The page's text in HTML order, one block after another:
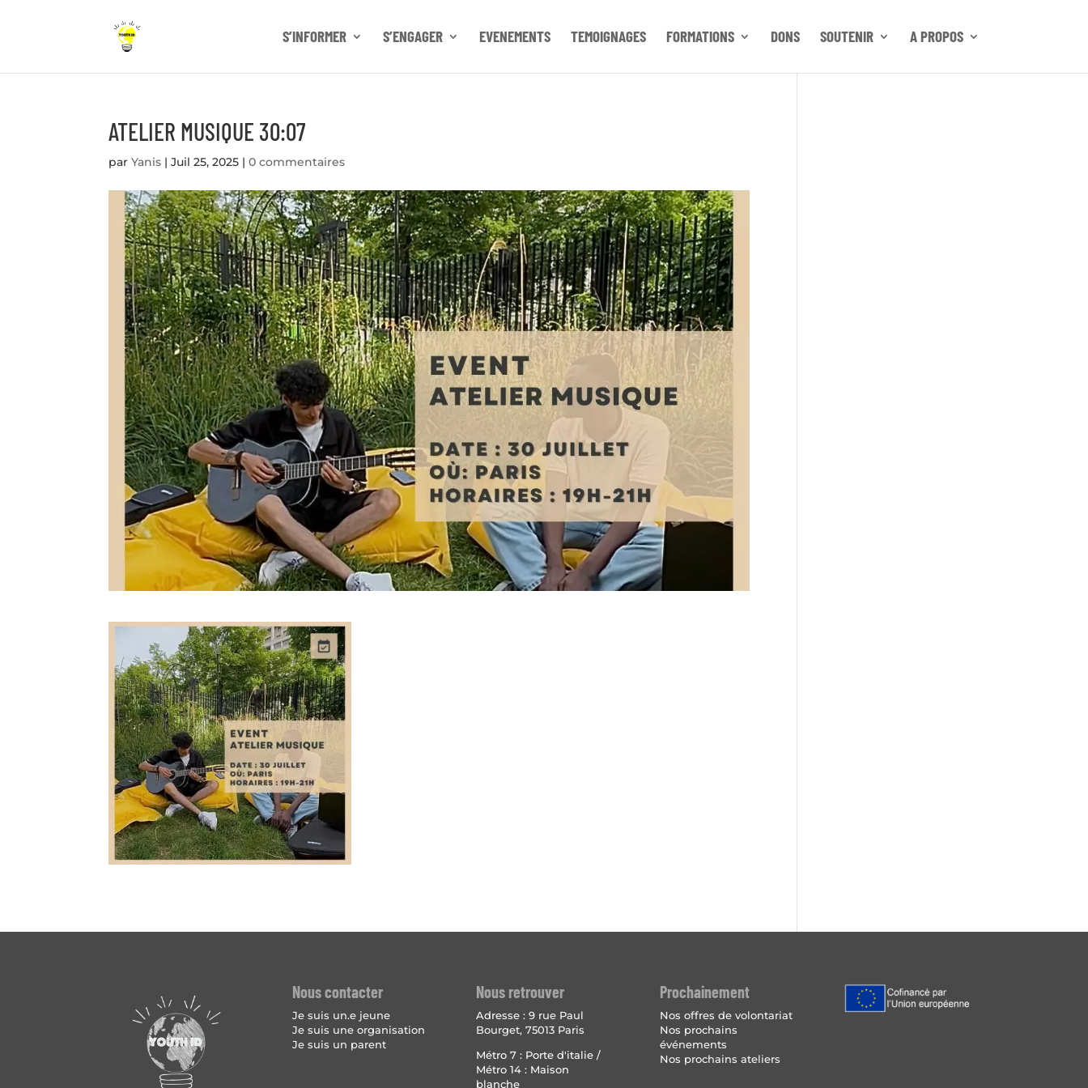
S’INFORMER S’ENGAGER EVENEMENTS TEMOIGNAGES FORMATIONS DONS SOUTENIR A PROPOS
ATELIER MUSIQUE 30:07
parYanis |Juil 25, 2025 |0 commentaires
Nous contacter
Je suis un.e jeune
Je suis une organisation
Je suis un parent
Nous retrouver
Adresse :9 rue Paul
Bourget, 75013 Paris
Métro 7 : Porte d'italie /
Métro 14 : Maison
blanche
Prochainement
Nos offres de volontariat
Nos prochains
événements
Nos prochains ateliers